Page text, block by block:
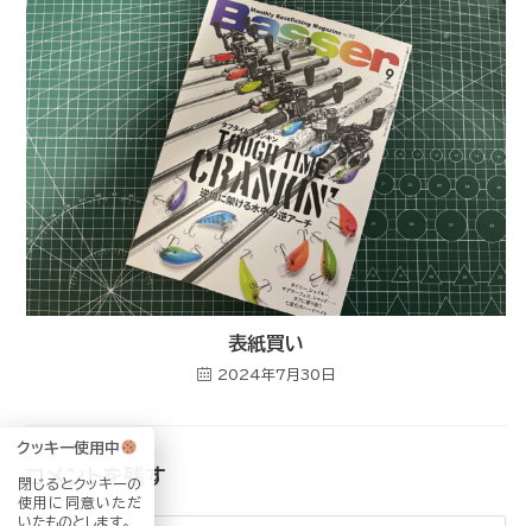
表紙買い
2024年7月30日
コメントを残す
クッキー使用中
閉じるとクッキーの
使用に同意いただ
いたものとします。